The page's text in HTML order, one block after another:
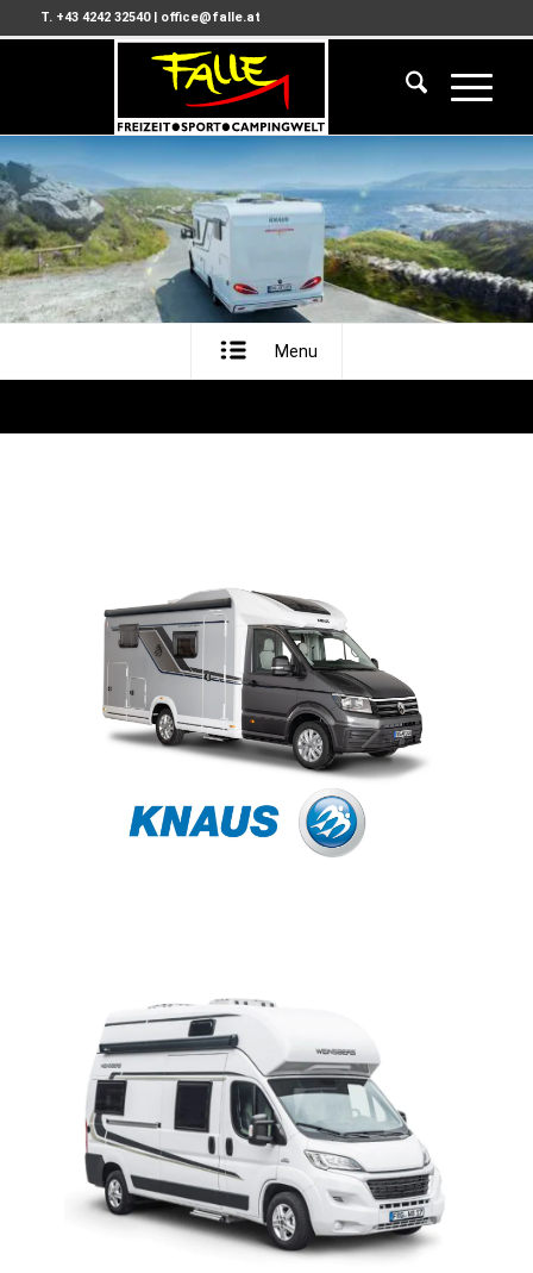
T. +43 4242 32540| office@falle.at
Menu